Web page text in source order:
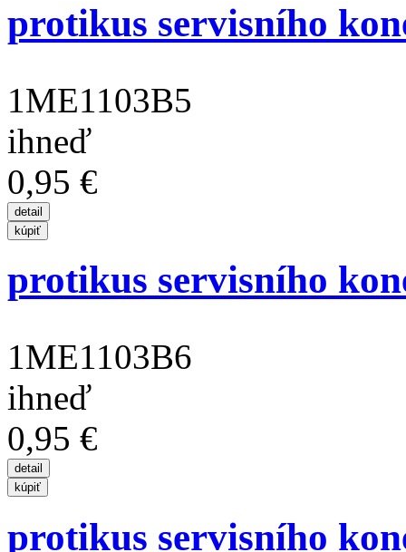
protikus servisního
1ME1103B5
ihneď
0,95 €
protikus servisního
1ME1103B6
ihneď
0,95 €
protikus servisního